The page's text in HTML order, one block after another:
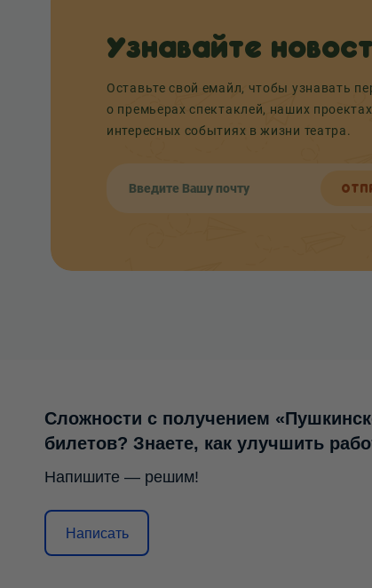
Узнавайте
Оставьте свой емайл, чтобы узнавать
о премьерах спектаклей, наших
интересных событиях в жизни театра.
Сложности с получением
билетов? Знаете, как улучшить
Напишите — решим!
Написать